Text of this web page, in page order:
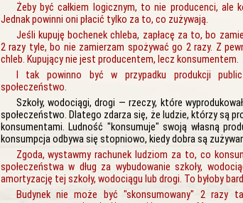
Żeby być całkiem logicznym, to nie producenci, ale
Jednak powinni oni płacić tylko za to, co zużywają.
Jeśli kupuję bochenek chleba, zapłacę za to, bo
2 razy tyle, bo nie zamierzam spożywać go 2 razy. Z
chleb. Kupujący nie jest producentem, lecz konsumentem.
I tak powinno być w przypadku produkcji
społeczeństwo.
Szkoły, wodociągi, drogi — rzeczy, które
społeczeństwo. Dlatego zdarza się, że ludzie, którzy są
konsumentami. Ludność "konsumuje" swoją własną
konsumpcja odbywa się stopniowo, kiedy dobra są
Zgoda, wystawmy rachunek ludziom za to, co
społeczeństwa w dług za wybudowanie szkoły,
amortyzację tej szkoły, wodociągu lub drogi. To byłoby
Budynek nie może być "skonsumowany" 2 razy